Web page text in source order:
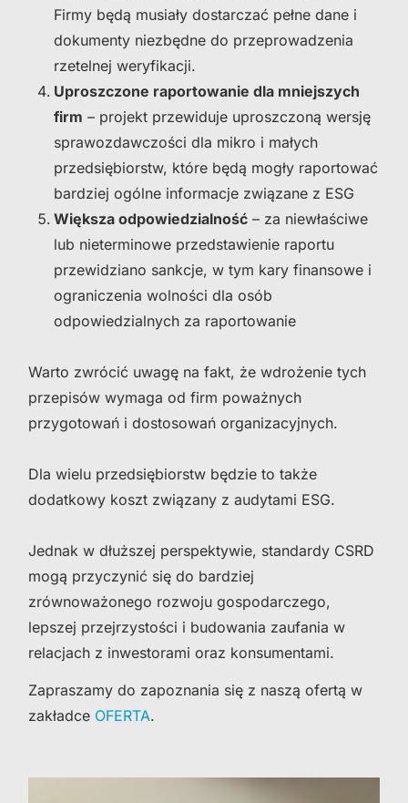
Firmy będą musiały dostarczać pełne dane i
dokumenty niezbędne do przeprowadzenia
rzetelnej weryfikacji​.
Uproszczone raportowanie dla mniejszych
firm – projekt przewiduje uproszczoną wersję
sprawozdawczości dla mikro i małych
przedsiębiorstw, które będą mogły raportować
bardziej ogólne informacje związane z ESG​
Większa odpowiedzialność – za niewłaściwe
lub nieterminowe przedstawienie raportu
przewidziano sankcje, w tym kary finansowe i
ograniczenia wolności dla osób
odpowiedzialnych za raportowanie​
Warto zwrócić uwagę na fakt, że wdrożenie tych
przepisów wymaga od firm poważnych
przygotowań i dostosowań organizacyjnych.
Dla wielu przedsiębiorstw będzie to także
dodatkowy koszt związany z audytami ESG.
Jednak w dłuższej perspektywie, standardy CSRD
mogą przyczynić się do bardziej
zrównoważonego rozwoju gospodarczego,
lepszej przejrzystości i budowania zaufania w
relacjach z inwestorami oraz konsumentami.
Zapraszamy do zapoznania się z naszą ofertą w
zakładce OFERTA.